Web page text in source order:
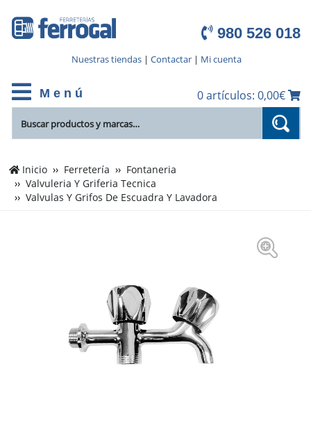
980 526 018
Nuestras tiendas| Contactar| Mi cuenta
M e n ú 0 artículos: 0,00€
Inicio Ferretería
Fontaneria
Valvuleria Y Griferia Tecnica
Valvulas Y Grifos De Escuadra Y Lavadora